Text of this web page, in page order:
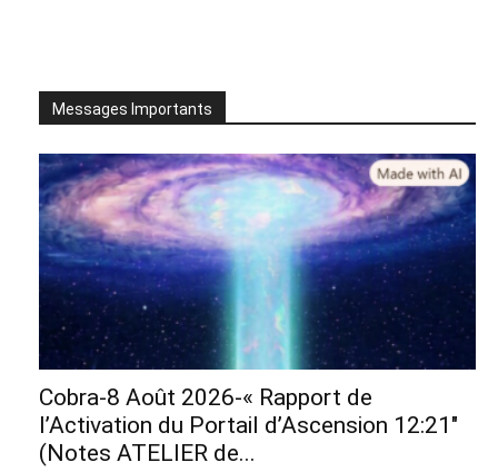
Messages Importants
Cobra-8 Août 2026-« Rapport de
l’Activation du Portail d’Ascension 12:21″
(Notes ATELIER de...